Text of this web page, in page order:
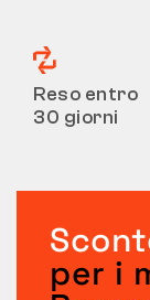
Reso entro
30 giorni
per i